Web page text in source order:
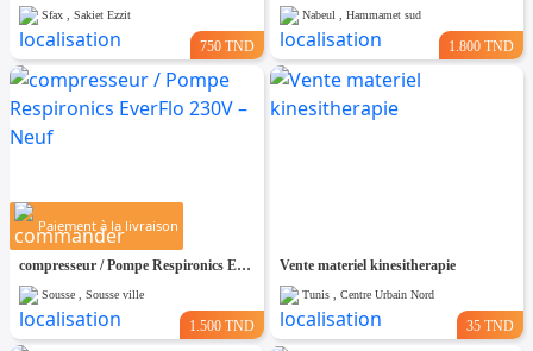
Sfax , Sakiet Ezzit
750 TND
Nabeul , Hammamet sud
1.800 TND
Paiement à la livraison
compresseur / Pompe Respironics EverFlo 230V – Neuf
Sousse , Sousse ville
1.500 TND
Vente materiel kinesitherapie
Tunis , Centre Urbain Nord
35 TND